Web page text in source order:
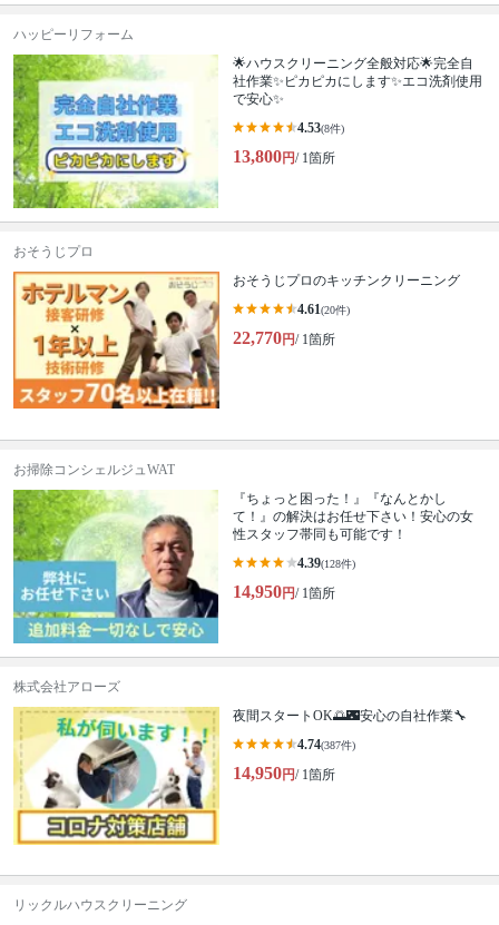
ハッピーリフォーム
🌟ハウスクリーニング全般対応🌟完全自
社作業✨️ピカピカにします✨️エコ洗剤使用
で安心✨
4.53(8件)
13,800円/ 1箇所
おそうじプロ
おそうじプロのキッチンクリーニング
4.61(20件)
22,770円/ 1箇所
お掃除コンシェルジュWAT
『ちょっと困った！』『なんとかし
て！』の解決はお任せ下さい！安心の女
性スタッフ帯同も可能です！
4.39(128件)
14,950円/ 1箇所
株式会社アローズ
夜間スタートOK🌅🌃安心の自社作業🔧
4.74(387件)
14,950円/ 1箇所
リックルハウスクリーニング